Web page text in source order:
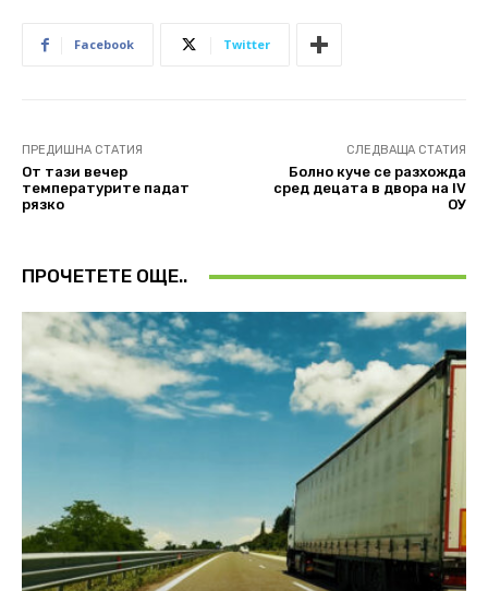
Facebook Twitter
ПРЕДИШНА СТАТИЯ
От тази вечер
температурите падат
рязко
СЛЕДВАЩА СТАТИЯ
Болно куче се разхожда
сред децата в двора на IV
ОУ
ПРОЧЕТЕТЕ ОЩЕ..